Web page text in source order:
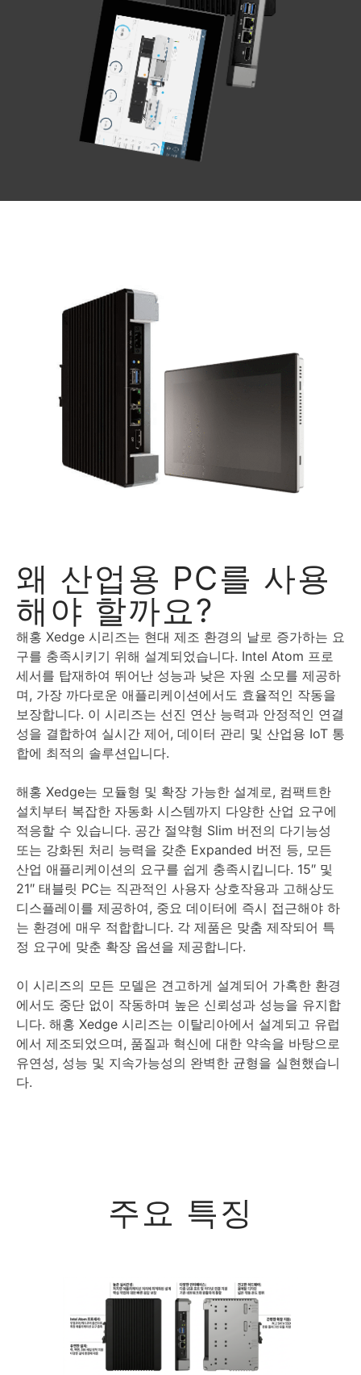
왜 산업용 PC를 사용
해야 할까요?
해홍 Xedge 시리즈는 현대 제조 환경의 날로 증가하는 요
구를 충족시키기 위해 설계되었습니다. Intel Atom 프로
세서를 탑재하여 뛰어난 성능과 낮은 자원 소모를 제공하
며, 가장 까다로운 애플리케이션에서도 효율적인 작동을
보장합니다. 이 시리즈는 선진 연산 능력과 안정적인 연결
성을 결합하여 실시간 제어, 데이터 관리 및 산업용 IoT 통
합에 최적의 솔루션입니다.
해홍 Xedge는 모듈형 및 확장 가능한 설계로, 컴팩트한
설치부터 복잡한 자동화 시스템까지 다양한 산업 요구에
적응할 수 있습니다. 공간 절약형 Slim 버전의 다기능성
또는 강화된 처리 능력을 갖춘 Expanded 버전 등, 모든
산업 애플리케이션의 요구를 쉽게 충족시킵니다. 15″ 및
21″ 태블릿 PC는 직관적인 사용자 상호작용과 고해상도
디스플레이를 제공하여, 중요 데이터에 즉시 접근해야 하
는 환경에 매우 적합합니다. 각 제품은 맞춤 제작되어 특
정 요구에 맞춘 확장 옵션을 제공합니다.
이 시리즈의 모든 모델은 견고하게 설계되어 가혹한 환경
에서도 중단 없이 작동하며 높은 신뢰성과 성능을 유지합
니다. 해홍 Xedge 시리즈는 이탈리아에서 설계되고 유럽
에서 제조되었으며, 품질과 혁신에 대한 약속을 바탕으로
유연성, 성능 및 지속가능성의 완벽한 균형을 실현했습니
다.
주요 특징